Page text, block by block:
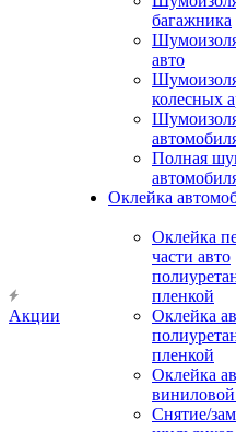
Акции
багажника
авто
колесных
Полная
Оклейка
Оклейка
части авто
пленкой
Оклейка
пленкой
Оклейка
Снятие/